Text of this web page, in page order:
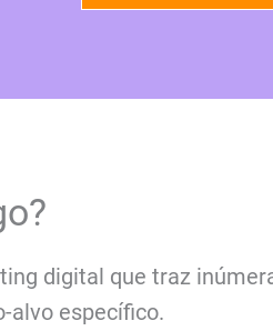
digital que traz
alvo específico.